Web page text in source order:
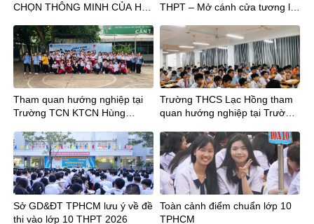
CHỌN THÔNG MINH CỦA HS
THPT – Mở cánh cửa tương lai
Tham quan hướng nghiệp tại
Trường TCN KTCN Hùng
THCS Chu Văn An và THCS
Hậu Giang
Trường THCS Lạc Hồng tham
quan hướng nghiệp tại Trường
ghệ Hùng Vương
Sở GD&ĐT TPHCM lưu ý về đề
thi vào lớp 10 THPT 2026
Toàn cảnh điểm chuẩn lớp 10
TPHCM